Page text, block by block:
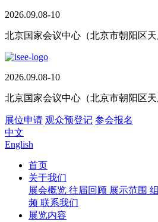
2026.09.08-10
北京国家会议中心（北京市朝阳区天
2026.09.08-10
北京国家会议中心（北京市朝阳区天
展位申请 观众预登记 参会报名
中文
English
首页
关于我们
展会概览 往届回顾 展示范围
频 联系我们
展览内容